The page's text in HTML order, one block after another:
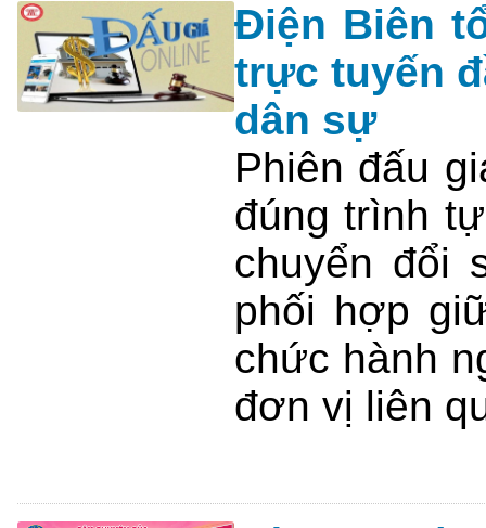
Điện Biên
trực tuyến
dân sự
Phiên đấu
đúng trình
chuyển đổi
phối hợp
chức hành
đơn vị liên